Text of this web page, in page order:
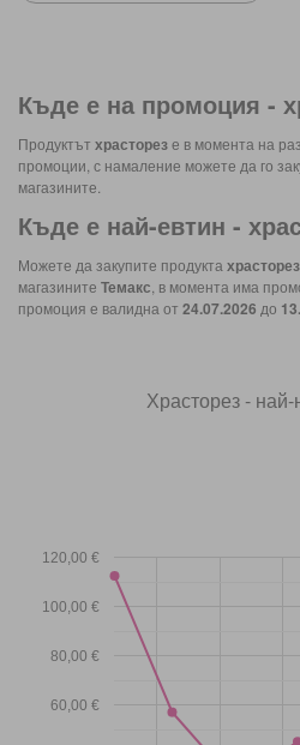
Къде е на промоция -
Продуктът храсторезе в момента на
промоции, с намаление можете да го
магазините.
Къде е най-евтин -
Можете да закупите продуктахрасторез
магазините Темакс, в момента има
промоция е валидна от 24.07.2026 до
Храсторез -
60,00 €
80,00 €
100,00 €
120,00 €